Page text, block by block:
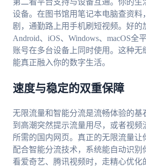
第二看平台支持与设备互通。你的生
设备。在图书馆用笔记本电脑查资料
剧，通勤路上用手机刷短视频。好的
Android、iOS、Windows、macOS全
账号在多台设备上同时使用。这种无
能真正融入你的数字生活。
速度与稳定的双重保障
无限流量和智能分流是流畅体验的基
到高潮突然提示流量用尽，或者视频
所需的国内网页。真正的无限流量让
配合智能分流技术，系统能自动识别
看爱奇艺、腾讯视频时，走精心优化